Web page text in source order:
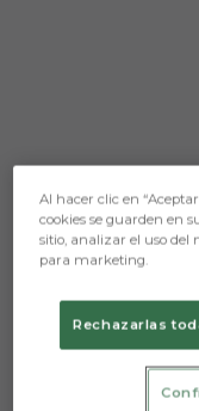
Aún no hay reacciones.
Durante el
jugador, Grego
posterior de su
Al hacer clic en
cookies se guarden en
sitio, analizar el uso del
para marketing.
Rechazarlas